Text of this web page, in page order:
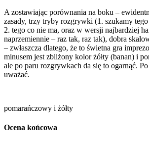
A zostawiając porównania na boku –
zasady, trzy tryby rozgrywki (1. szukamy
2. tego co nie ma, oraz w wersji najbardziej
naprzemiennie – raz tak, raz tak), dobra
– zwłaszcza dlatego, że to świetna gra
minusem jest zbliżony kolor żółty (banan) i
ale po paru rozgrywkach da się to ogarnąć.
uważać.
pomarańczowy i żółty
Ocena końcowa